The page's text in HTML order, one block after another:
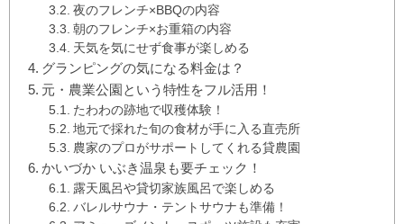
夜のフレンチ×BBQの内容
朝のフレンチ×お重箱の内容
天気を気にせず食事が楽しめる
グランピングの気になる料金は？
元・農業公園という特性をフル活用！
たわわの跡地で収穫体験！
地元で採れた旬の食材が手に入る直売所
農家のプロがサポートしてくれる貸農園
かいづか いぶき温泉も要チェック！
露天風呂や貸切家族風呂で楽しめる
バレルサウナ・テントサウナも準備！